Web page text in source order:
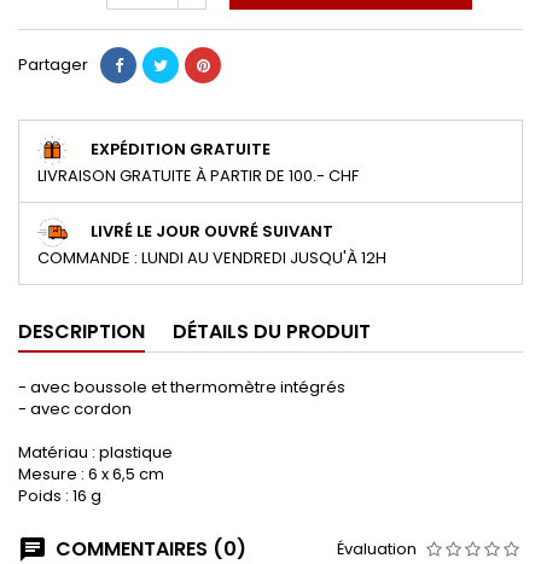
Partager
EXPÉDITION GRATUITE
LIVRAISON GRATUITE À PARTIR DE 100.- CHF
LIVRÉ LE JOUR OUVRÉ SUIVANT
COMMANDE : LUNDI AU VENDREDI JUSQU'À 12H
DESCRIPTION DÉTAILS DU PRODUIT
- avec boussole et thermomètre intégrés
- avec cordon
Matériau : plastique
Mesure : 6 x 6,5 cm
Poids : 16 g
COMMENTAIRES (0) Évaluation